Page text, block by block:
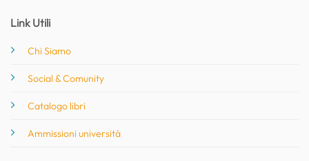
Link Utili
Chi Siamo
Social & Comunity
Catalogo libri
Ammissioni università